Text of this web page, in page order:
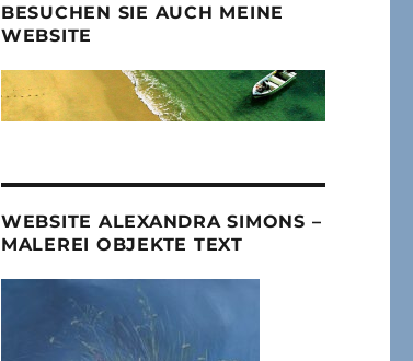
BESUCHEN SIE AUCH MEINE
WEBSITE
WEBSITE ALEXANDRA SIMONS –
MALEREI OBJEKTE TEXT